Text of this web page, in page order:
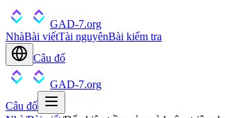
GAD-7.org
NhàBài viếtTài nguyênBài kiểm tra
Câu đố
GAD-7.org
Câu đố